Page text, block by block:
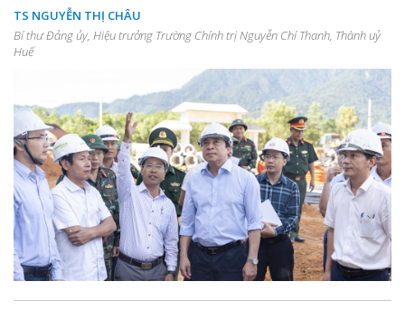
TS NGUYỄN THỊ CHÂU
Bí thư Đảng ủy, Hiệu trưởng Trường Chính trị Nguyễn Chí Thanh, Thành uỷ
Huế